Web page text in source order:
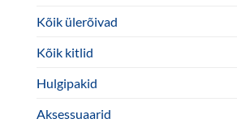
Kõik ülerõivad
Kõik kitlid
Hulgipakid
Aksessuaarid